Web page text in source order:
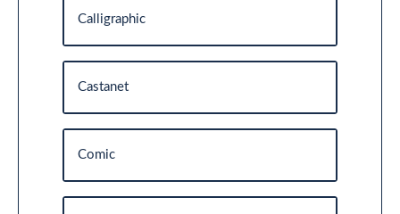
Calligraphic
Castanet
Comic